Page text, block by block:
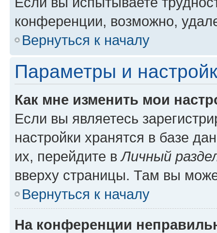
конференции, возможно,
Вернуться к началу
Параметры и
Как мне изменить мои
Если вы являетесь
настройки хранятся в базе
их, перейдите вЛичный
вверху страницы. Там вы
Вернуться к началу
На конференции